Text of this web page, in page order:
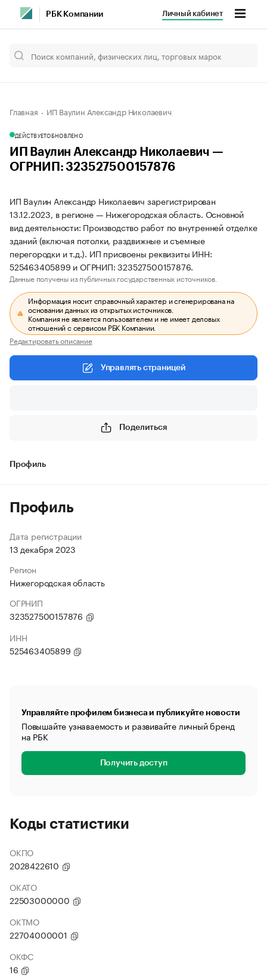
РБК Компании Личный кабинет
Главная ИП Ваулин Александр Николаевич
ДЕЙСТВУЕТОБНОВЛЕНО
ИП Ваулин Александр Николаевич —
ОГРНИП: 323527500157876
ИП Ваулин Александр Николаевич зарегистрирован
13.12.2023, в регионе — Нижегородская область. Основной
вид деятельности: Производство работ по внутренней отделке
зданий (включая потолки, раздвижные и съемные
перегородки и т.д.). ИП присвоены реквизиты ИНН:
525463405899 и ОГРНИП: 323527500157876.
Данные получены из публичных государственных источников.
Информация носит справочный характер и сгенерирована на
основании данных из открытых источников.
Компания не является пользователем и не имеет деловых
отношений с сервисом РБК Компании.
Редактировать описание
Управлять страницей
Поделиться
Профиль
Профиль
Дата регистрации
13 декабря 2023
Регион
Нижегородская область
ОГРНИП
323527500157876
ИНН
525463405899
Управляйте профилем бизнеса и публикуйте новости
Повышайте узнаваемость и развивайте личный бренд
на РБК
Получить доступ
Коды статистики
ОКПО
2028422610
ОКАТО
22503000000
ОКТМО
22704000001
ОКФС
16